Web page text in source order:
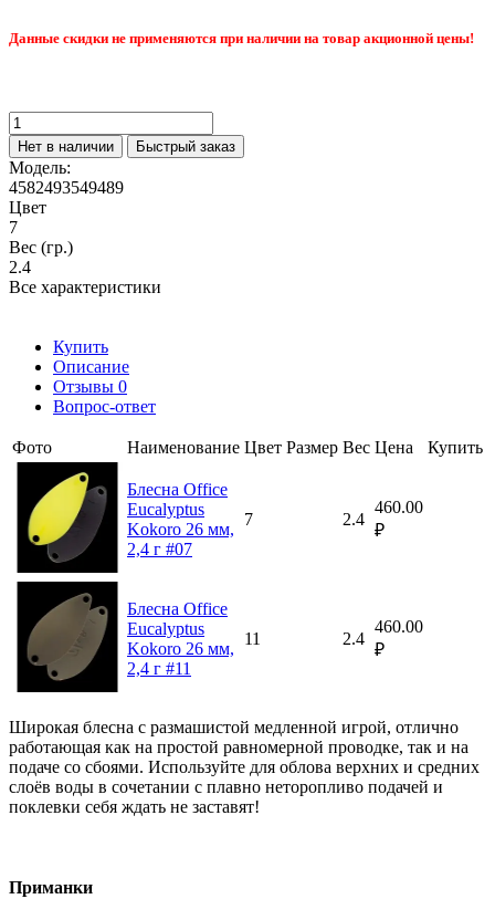
Данные скидки не применяются при наличии на товар акционной цены!
Нет в наличии Быстрый заказ
Модель:
4582493549489
Цвет
7
Вес (гр.)
2.4
Все характеристики
Купить
Описание
Отзывы 0
Вопрос-ответ
Фото Наименование Цвет Размер Вес Цена Купить
Блесна Office
Eucalyptus
Kokoro 26 мм,
2,4 г #07
7 2.4
460.00
₽
Блесна Office
Eucalyptus
Kokoro 26 мм,
2,4 г #11
11 2.4
460.00
₽
Широкая блесна с размашистой медленной игрой, отлично
работающая как на простой равномерной проводке, так и на
подаче со сбоями. Используйте для облова верхних и средних
слоёв воды в сочетании с плавно неторопливо подачей и
поклевки себя ждать не заставят!
Приманки